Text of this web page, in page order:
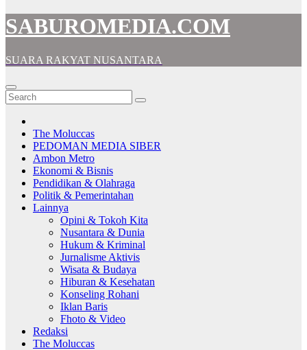
SABUROMEDIA.COM
SUARA RAKYAT NUSANTARA
The Moluccas
PEDOMAN MEDIA SIBER
Ambon Metro
Ekonomi & Bisnis
Pendidikan & Olahraga
Politik & Pemerintahan
Lainnya
Opini & Tokoh Kita
Nusantara & Dunia
Hukum & Kriminal
Jurnalisme Aktivis
Wisata & Budaya
Hiburan & Kesehatan
Konseling Rohani
Iklan Baris
Fhoto & Video
Redaksi
The Moluccas